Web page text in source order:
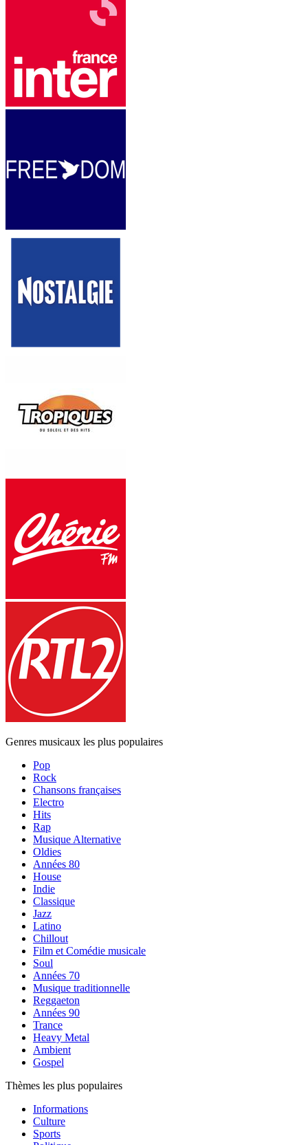
Genres musicaux les plus populaires
Pop
Rock
Chansons françaises
Electro
Hits
Rap
Musique Alternative
Oldies
Années 80
House
Indie
Classique
Jazz
Latino
Chillout
Film et Comédie musicale
Soul
Années 70
Musique traditionnelle
Reggaeton
Années 90
Trance
Heavy Metal
Ambient
Gospel
Thèmes les plus populaires
Informations
Culture
Sports